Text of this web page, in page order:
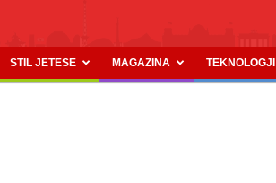
INFOSHQIP.COM
STIL JETESE MAGAZINA TEKNOLOGJI